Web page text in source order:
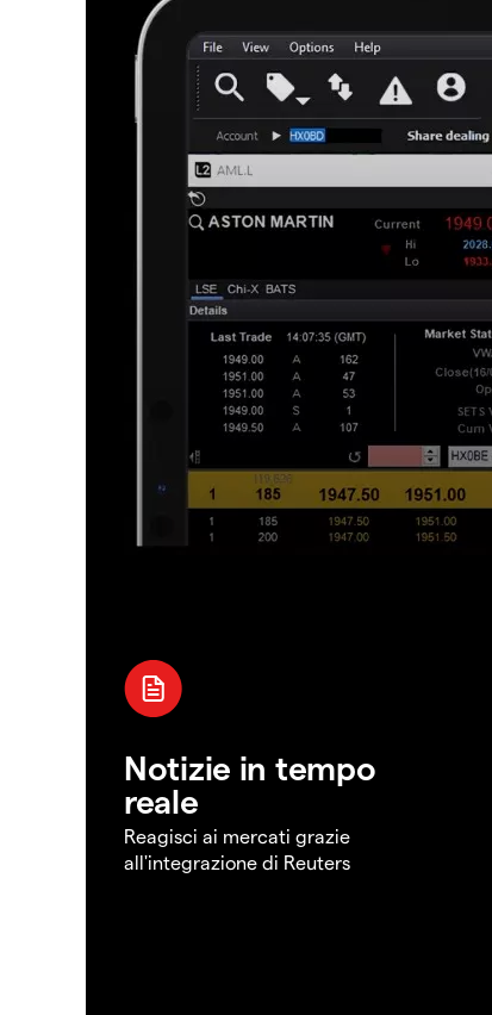
Notizie in tempo
reale
Reagisci ai mercati grazie
all'integrazione di Reuters